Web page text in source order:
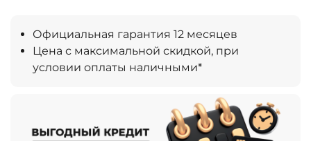
Официальная гарантия 12 месяцев
Цена с максимальной скидкой, при
условии оплаты наличными*